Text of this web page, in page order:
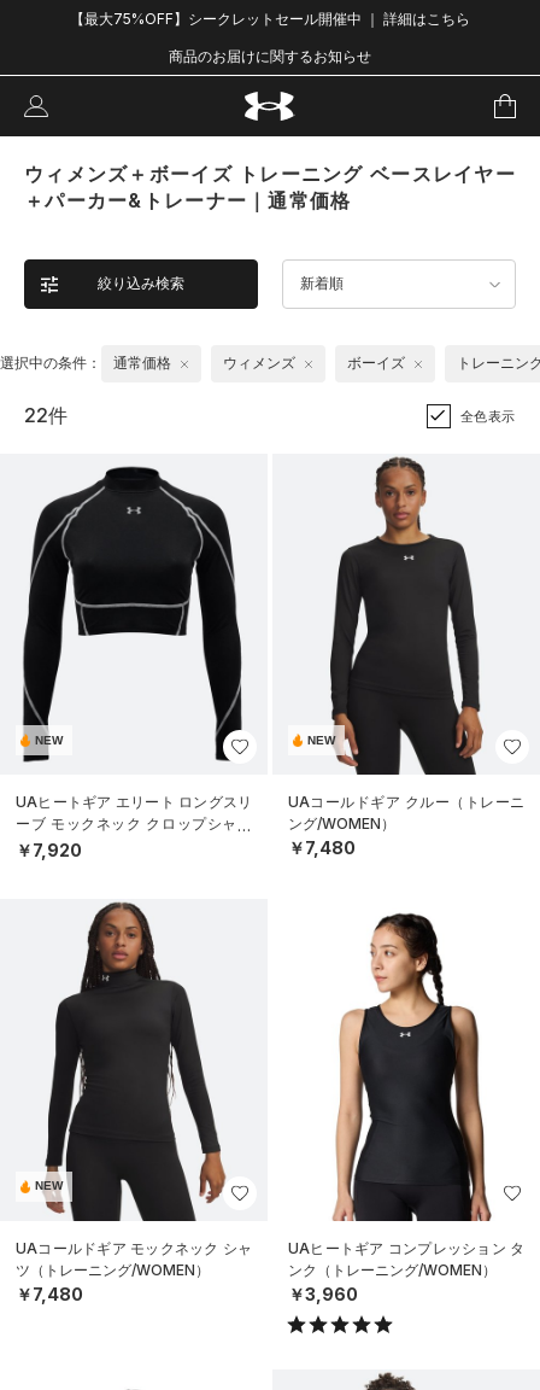
【最大75%OFF】シークレットセール開催中 ｜ 詳細はこちら
商品のお届けに関するお知らせ
ウィメンズ＋ボーイズ トレーニング ベースレイヤー
＋パーカー&トレーナー｜通常価格
絞り込み検索 新着順
選択中の条件： 通常価格 ウィメンズ ボーイズ トレーニン
22件 全色表示
NEW
UAヒートギア エリート ロングスリ
ーブ モックネック クロップシャツ
（トレーニング/WOMEN）
￥7,920
NEW
UAコールドギア クルー（トレーニ
ング/WOMEN）
￥7,480
NEW
UAコールドギア モックネック シャ
ツ（トレーニング/WOMEN）
￥7,480
UAヒートギア コンプレッション タ
ンク（トレーニング/WOMEN）
￥3,960